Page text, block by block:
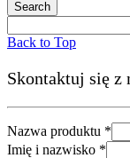
Back to Top
Skontaktuj się z
Nazwa produktu *
Imię i nazwisko *